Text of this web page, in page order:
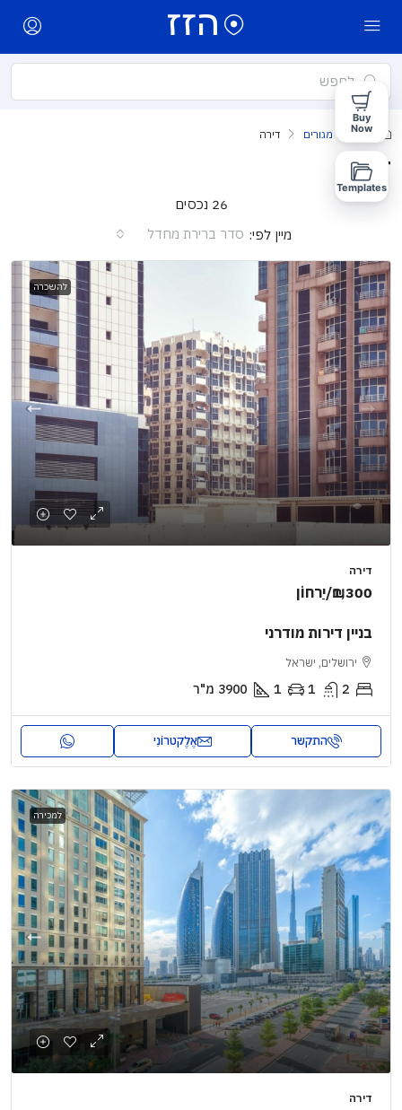
בית מגורים דירה
דירה
26 נכסים
מיין לפי: סדר ברירת מחדל
להשכרה
דירה
₪1,300/יַרחוֹן
בניין דירות מודרני
ירושלים, ישראל
2
1
1
3900 מ"ר
התקשר אֶלֶקטרוֹנִי
למכירה
דירה
Buy
Now
Templates